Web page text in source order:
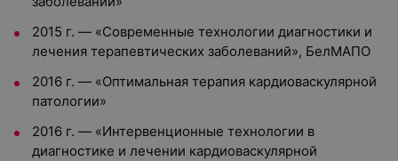
2015 г. — «Современные технологии диагностики и
лечения терапевтических заболеваний», БелМАПО
2016 г. — «Оптимальная терапия кардиоваскулярной
патологии»
2016 г. — «Интервенционные технологии в
диагностике и лечении кардиоваскулярной